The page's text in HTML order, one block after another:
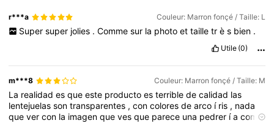
r***a Couleur: Marron fonçé / Taille: L
Super super jolies . Comme sur la photo et taille tr è s bien .
Utile (0)
m***8 Couleur: Marron fonçé / Taille: M
La realidadesqueeste productoesterribledecalidad las
lentejuelassontransparentes ,concoloresdearco í ris , nada
quevercon la imagenquevesque parece una pedrer íacomo